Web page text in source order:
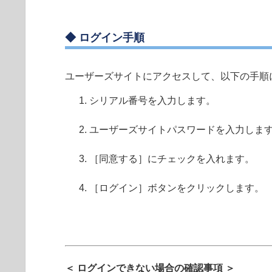
◆ ログイン手順
ユーザーズサイトにアクセスして、以下の手順
シリアル番号を入力します。
ユーザーズサイトパスワードを入力します
［同意する］にチェックを入れます。
［ログイン］ボタンをクリックします。
＜ ログインできない場合の確認事項 ＞